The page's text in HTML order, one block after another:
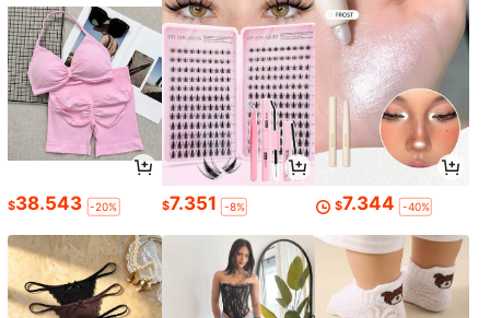
$38.543 -20% $7.351 -8% $7.344 -40%